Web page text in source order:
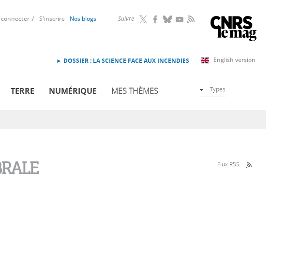
Suivre RSS
connecter S'inscrire Nos blogs
English version
► DOSSIER : LA SCIENCE FACE AUX INCENDIES
TERRE NUMÉRIQUE MES THÈMES Types
Flux RSS